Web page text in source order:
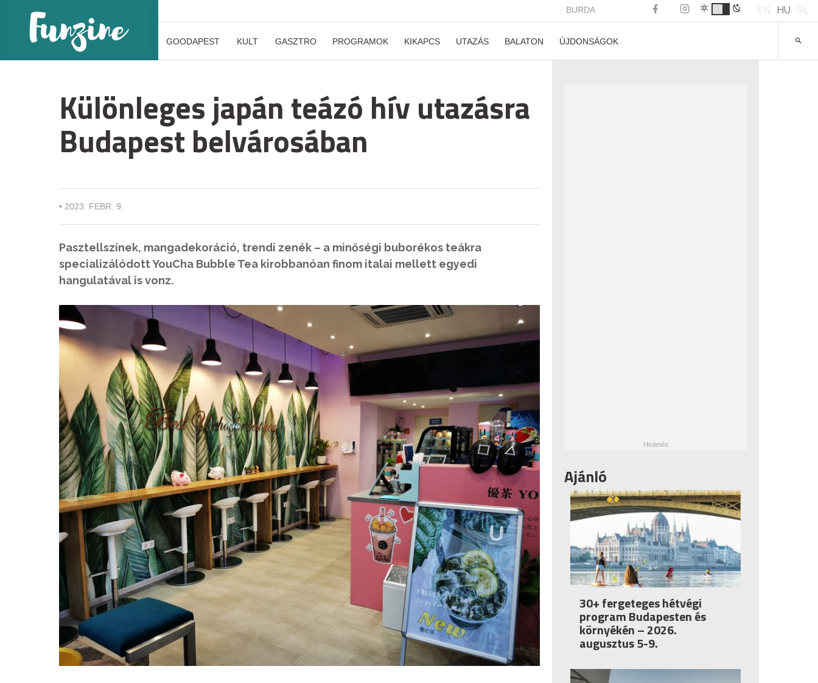
BURDA EN HU SL
GOODAPEST KULT GASZTRO PROGRAMOK KIKAPCS UTAZÁS BALATON ÚJDONSÁGOK
Különleges japán teázó hív utazásra
Budapest belvárosában
• 2023. FEBR. 9.
Pasztellszínek, mangadekoráció, trendi zenék – a minőségi buborékos teákra
specializálódott YouCha Bubble Tea kirobbanóan finom italai mellett egyedi
hangulatával is vonz.
Ajánló
30+ fergeteges hétvégi
program Budapesten és
környékén – 2026.
augusztus 5-9.